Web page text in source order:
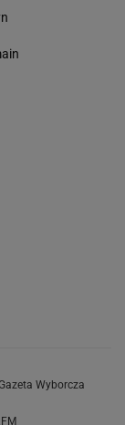
Wyborcza